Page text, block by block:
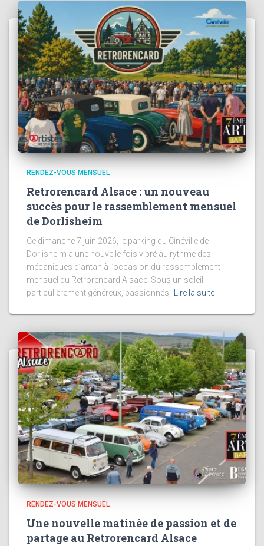
RENDEZ-VOUS MENSUEL
Retrorencard Alsace : un nouveau
succès pour le rassemblement mensuel
de Dorlisheim
Ce dimanche 7 juin 2026, le parking du Cinéville de
Dorlisheim a une nouvelle fois vibré au rythme des
mécaniques d’antan à l’occasion du rassemblement
mensuel du Retrorencard Alsace. Sous un soleil
particulièrement généreux, passionnés, Lire la suite
RENDEZ-VOUS MENSUEL
Une nouvelle matinée de passion et de
partage au Retrorencard Alsace